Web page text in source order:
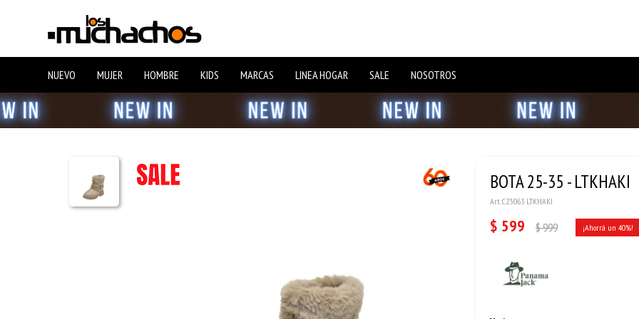
NUEVO MUJER HOMBRE KIDS MARCAS LINEA HOGAR SALE NOSOTROS
BOTA 25-35 - LTKHAKI
CZ5063 LTKHAKI
$ 599 $999 40